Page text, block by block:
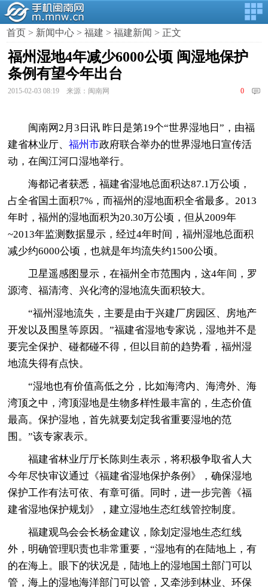
首页 > 新闻中心 >福建 >福建新闻 > 正文
福州湿地4年减少6000公顷 闽湿地保护
条例有望今年出台
2015-02-03 08:19 来源：闽南网 0
闽南网2月3日讯 昨日是第19个“世界湿地日”，由福
建省林业厅、福州市政府联合举办的世界湿地日宣传活
动，在闽江河口湿地举行。
海都记者获悉，福建省湿地总面积达87.1万公顷，
占全省国土面积7%，而福州的湿地面积全省最多。2013
年时，福州的湿地面积为20.30万公顷，但从2009年
~2013年监测数据显示，经过4年时间，福州湿地总面积
减少约6000公顷，也就是年均流失约1500公顷。
卫星遥感图显示，在福州全市范围内，这4年间，罗
源湾、福清湾、兴化湾的湿地流失面积较大。
“福州湿地流失，主要是由于兴建厂房园区、房地产
开发以及围垦等原因。”福建省湿地专家说，湿地并不是
要完全保护、碰都碰不得，但以目前的趋势看，福州湿
地流失得有点快。
“湿地也有价值高低之分，比如海湾内、海湾外、海
湾顶之中，湾顶湿地是生物多样性最丰富的，生态价值
最高。保护湿地，首先就要划定我省重要湿地的范
围。”该专家表示。
福建省林业厅厅长陈则生表示，将积极争取省人大
今年尽快审议通过《福建省湿地保护条例》，确保湿地
保护工作有法可依、有章可循。同时，进一步完善《福
建省湿地保护规划》，建立湿地生态红线管控制度。
福建观鸟会会长杨金建议，除划定湿地生态红线
外，明确管理职责也非常重要，“湿地有的在陆地上，有
的在海上。眼下的状况是，陆地上的湿地国土部门可以
管，海上的湿地海洋部门可以管，又牵涉到林业、环保